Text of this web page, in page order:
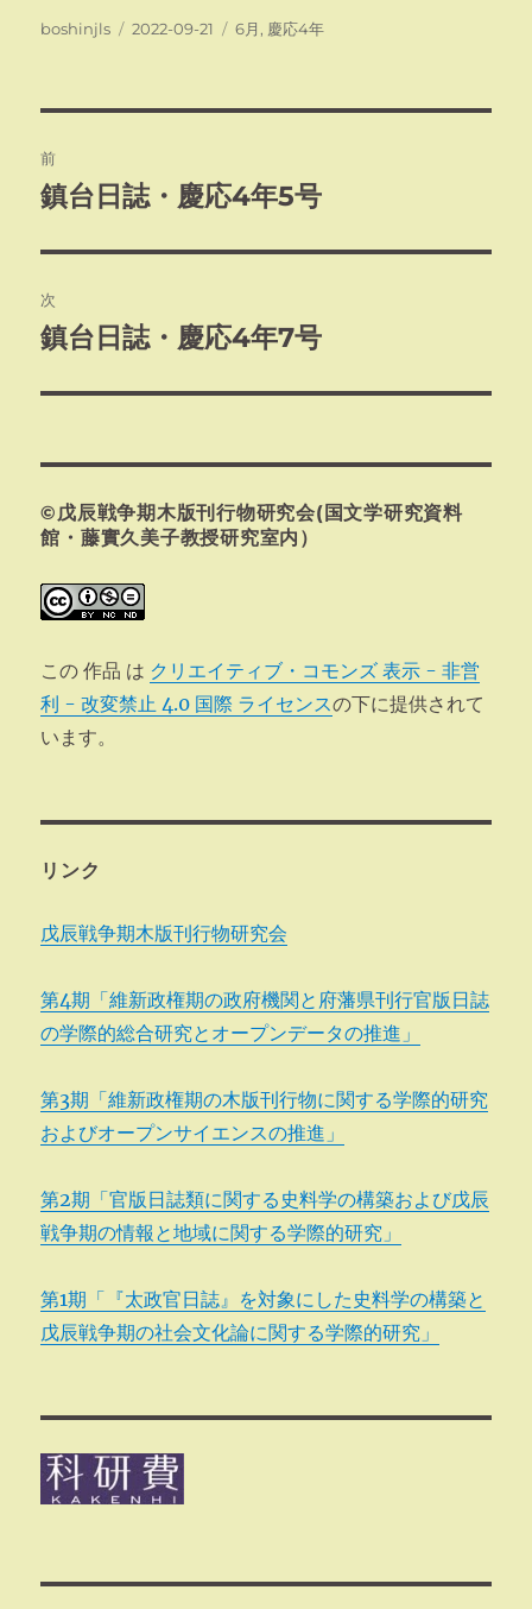
投
boshinjls
投
2022-09-21
カ
6月 , 慶応4年
稿
ビ
ゲ
ー
ン
前
前
投
稿:
鎮台日誌・慶応4年5号
次
次
投
鎮台日誌・慶応4年7号
©戊辰戦争期木版刊行物研究会(国文学研究資料
館・藤實久美子教授研究室内）
この 作品 は クリエイティブ・コモンズ 表示 - 非営
利 - 改変禁止 4.0 国際 ライセンスの下に提供されて
います。
リンク
戊辰戦争期木版刊行物研究会
第4期「維新政権期の政府機関と府藩県刊行官版日誌
の学際的総合研究とオープンデータの推進」
第3期「維新政権期の木版刊行物に関する学際的研究
およびオープンサイエンスの推進」
第2期「官版日誌類に関する史料学の構築および戊辰
戦争期の情報と地域に関する学際的研究」
第1期「『太政官日誌』を対象にした史料学の構築と
戊辰戦争期の社会文化論に関する学際的研究」